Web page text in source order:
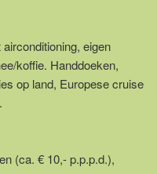
eigen
koffie. Handdoeken,
op land, Europese cruise
(ca. € 10,- p.p.p.d.),